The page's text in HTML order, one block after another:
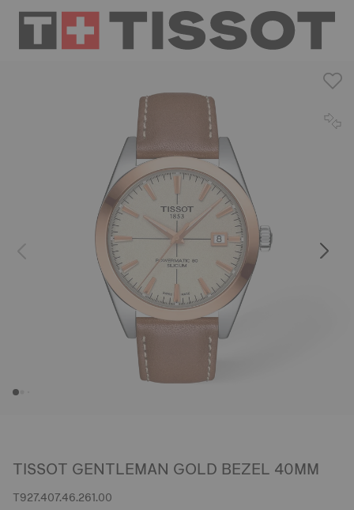
TISSOT GENTLEMAN GOLD BEZEL 40MM
T927.407.46.261.00